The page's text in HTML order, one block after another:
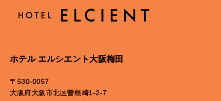
ホテル エルシエント大阪梅田
〒530-0057
大阪府大阪市北区曽根崎1-2-7